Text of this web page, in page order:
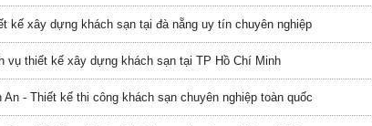
kế xây dựng khách sạn tại đà nẵng uy tín chuyên nghiệp
vụ thiết kế xây dựng khách sạn tại TP Hồ Chí Minh
An - Thiết kế thi công khách sạn chuyên nghiệp toàn quốc